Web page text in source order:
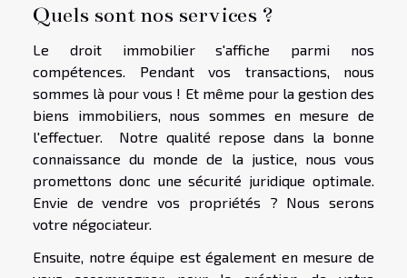
Quels sont nos services ?
Le droit immobilier s'affiche parmi nos
compétences. Pendant vos transactions, nous
sommes là pour vous ! Et même pour la gestion des
biens immobiliers, nous sommes en mesure de
l'effectuer. Notre qualité repose dans la bonne
connaissance du monde de la justice, nous vous
promettons donc une sécurité juridique optimale.
Envie de vendre vos propriétés ? Nous serons
votre négociateur.
Ensuite, notre équipe est également en mesure de